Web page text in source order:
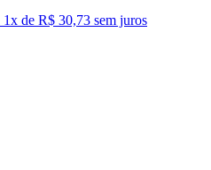
1x de R$ 30,73 sem juros